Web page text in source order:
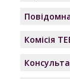
Комісія